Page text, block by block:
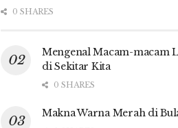
0 SHARES
Mengenal Macam-macam
di Sekitar Kita
0 SHARES
Makna Warna Merah di